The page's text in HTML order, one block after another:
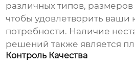
различных типов,
чтобы удовлетворить ваши
потребности. Наличие
решений также является
Контроль Качества